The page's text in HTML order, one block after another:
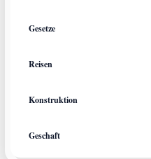
Gesetze
Reisen
Konstruktion
Geschaft